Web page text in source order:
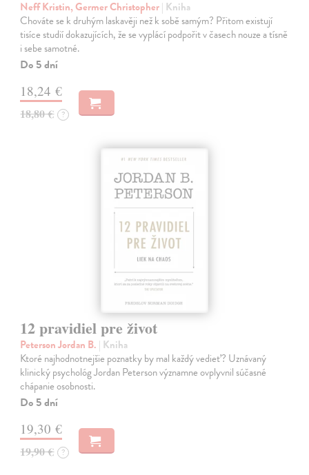
Neff Kristin, Germer Christopher| Kniha
Chováte se k druhým laskavěji než k sobě samým? Přitom existují
tisíce studií dokazujících, že se vyplácí podpořit v časech nouze a tísně
i sebe samotné.
Do 5 dní
18,24 €
18,80 € ?
12 pravidiel pre život
Peterson Jordan B. | Kniha
Ktoré najhodnotnejšie poznatky by mal každý vedieť? Uznávaný
klinický psychológ Jordan Peterson významne ovplyvnil súčasné
chápanie osobnosti.
Do 5 dní
19,30 €
19,90 € ?